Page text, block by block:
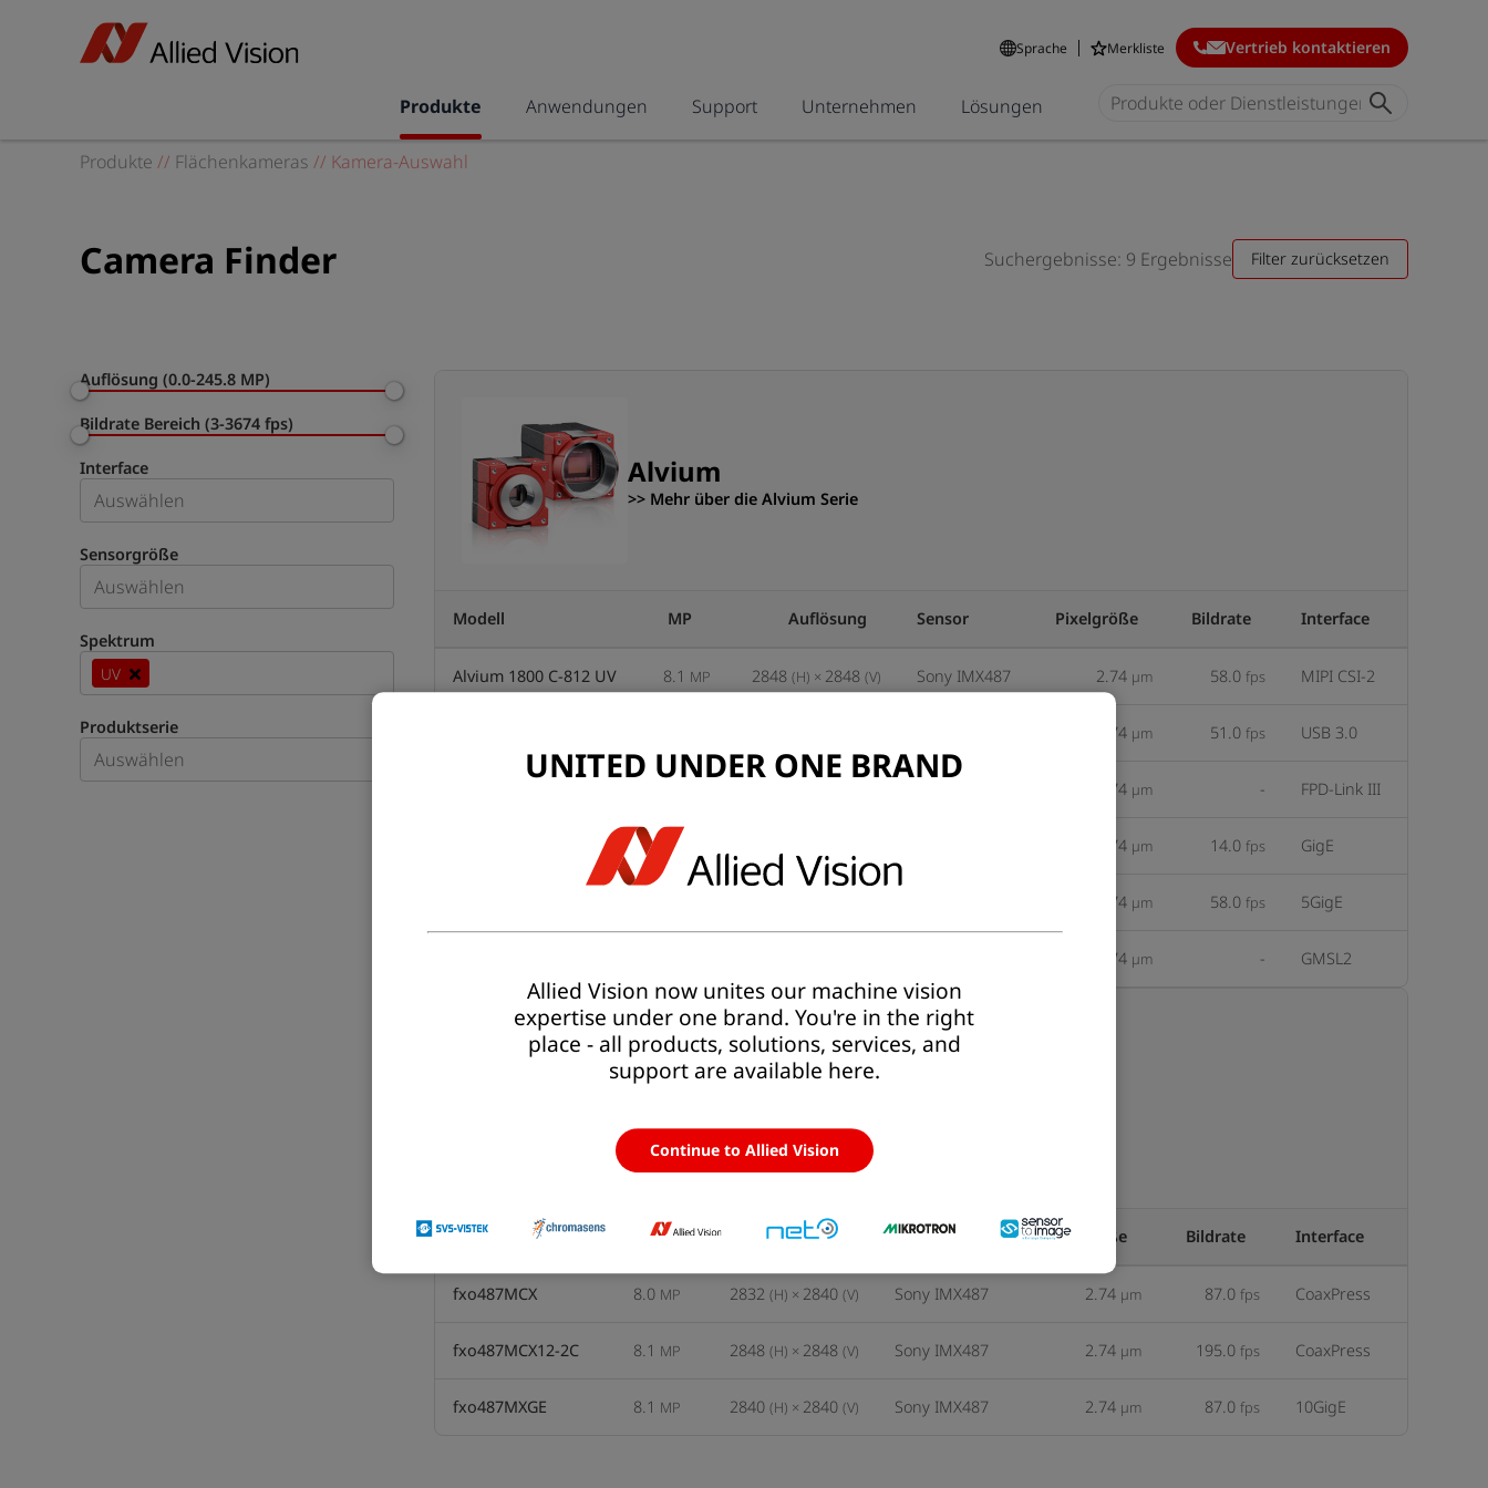
Sprache Merkliste Vertrieb kontaktieren
Produkte Anwendungen Support Unternehmen Lösungen
Produkte // Flächenkameras // Kamera-Auswahl
Camera Finder Suchergebnisse: 9 Ergebnisse Filter zurücksetzen
Auflösung (0.0-245.8 MP)
Bildrate Bereich (3-3674 fps)
Interface
Sensorgröße
Spektrum
UV
Produktserie
Alvium
>> Mehr über die Alvium Serie
Modell MP Auflösung Sensor Pixelgröße Bildrate Interface
Alvium 1800 C-812 UV 8.1 MP 2848 (H) × 2848 (V) Sony IMX487 2.74 µm 58.0 fps MIPI CSI-2
2.74 µm 51.0 fps USB 3.0
2.74 µm - FPD-Link III
8.1 2.74 µm 14.0 fps GigE
2.74 µm 58.0 fps 5GigE
2.74 µm - GMSL2
FXO
Modell MP Auflösung Sensor Pixelgröße Bildrate Interface
fxo487MCX 8.0 MP 2832 (H) × 2840 (V) Sony IMX487 2.74 µm 87.0 fps CoaxPress
fxo487MCX12-2C 8.1 MP 2848 (H) × 2848 (V) Sony IMX487 2.74 µm 195.0 fps CoaxPress
fxo487MXGE 8.1 MP 2840 (H) × 2840 (V) Sony IMX487 2.74 µm 87.0 fps 10GigE
UNITED UNDER ONE BRAND
Allied Vision now unites our machine vision
expertise under one brand. You're in the right
place - all products, solutions, services, and
support are available here.
Continue to Allied Vision